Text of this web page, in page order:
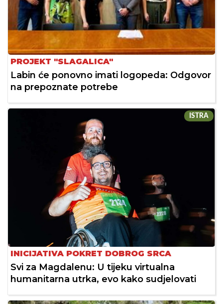
PROJEKT "SLAGALICA"
Labin će ponovno imati logopeda: Odgovor
na prepoznate potrebe
ISTRA
INICIJATIVA POKRET DOBROG SRCA
Svi za Magdalenu: U tijeku virtualna
humanitarna utrka, evo kako sudjelovati